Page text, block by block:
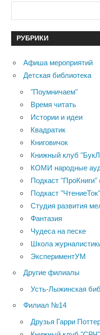
РУБРИКИ
Афиша мероприятий
Детская библиотека
"Поумничаем"
Время читать
Истории и идеи
Квадратик
Книговичок
Книжный клуб
КОМИ народные
Подкаст
Подкаст "ЧтениеТок"
Студия развития
Фантазия
Чудеса на песке
Школа
ЭкспериментУМ
Другие филиалы
Усть-Лыжинская
Филиал №14
Друзья Гарри